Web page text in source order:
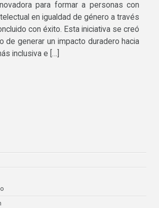
para formar a personas con
en igualdad de género a través
con éxito. Esta iniciativa se creó
de generar un impacto duradero hacia
inclusiva e […]